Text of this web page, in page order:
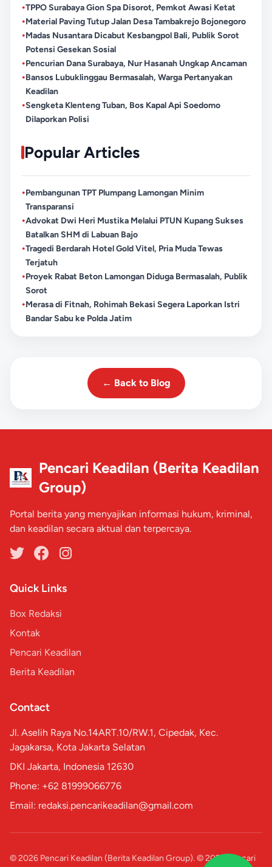
•TPPO Surabaya Gion Spa Disorot, Pemkot Awasi Ketat
•Material Paving Tutup Jalan Desa Tambakrejo Bojonegoro
•Madas Nusantara Dicabut Kesbangpol Bali, Publik Sorot
Potensi Gesekan Sosial
•Pencurian Dana Surabaya, Nur Hasanah Ungkap Ancaman
•Bansos Lubuklinggau Bermasalah, Warga Pertanyakan
Keadilan
•Sengketa Klenteng Tuban, Bos Kapal Api Soedomo
Dilaporkan Polisi
Popular Articles
•Pembangunan TPT Plumpang Lamongan Minim
Transparansi
•Advokat Dwi Heri Mustika Melalui PTUN Kupang Sukses
Batalkan SHM di Labuan Bajo
•Tragedi Berdarah Hotel Gold Vitel, Pria Muda Tewas
Terjatuh
•Proyek Rabat Beton Lamongan Diduga Bermasalah, Publik
Sorot
•Merasa di Fitnah, Rohimah Bekasi Segera Laporkan Istri
Bandar Sabu ke Polda Jatim
← Back to Blog
Pencari Keadilan (Berita Keadilan
Group)
Portal berita yang menyajikan informasi hukum, kriminal,
dan keadilan secara aktual dan terpercaya.
Quick Links
Box Redaksi
Kontak
Pencari Keadilan
Berita Keadilan
Contact
Jl. Aselih Raya No.14ART.10/RW.1, Cipedak, Kec.
Jagakarsa, Kota Jakarta Selatan
DKI Jakarta, Indonesia 12630
Phone: +62 81999066776
Email: redaksi.pencarikeadilan@gmail.com
© 2026 Pencari Keadilan (Berita Keadilan Group). © 2026 Pencari